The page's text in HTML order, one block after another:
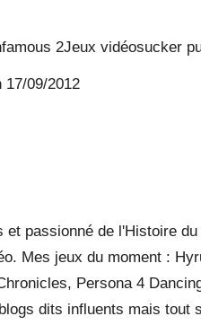
2Jeux vidéosucker
17/09/2012
et passionné de l'Histoire
Mes jeux du moment :
Persona 4
dits influents mais tout